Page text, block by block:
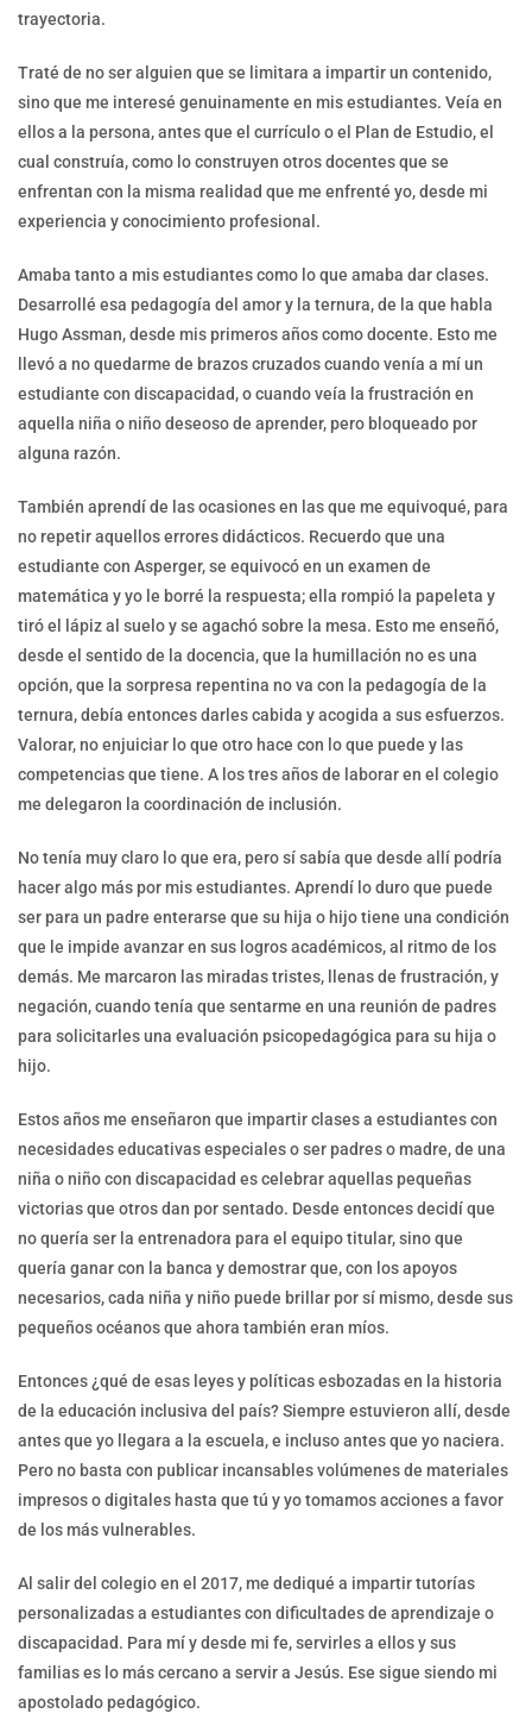
trayectoria.
Traté de no ser alguien que se limitara a impartir un contenido,
sino que me interesé genuinamente en mis estudiantes. Veía en
ellos a la persona, antes que el currículo o el Plan de Estudio, el
cual construía, como lo construyen otros docentes que se
enfrentan con la misma realidad que me enfrenté yo, desde mi
experiencia y conocimiento profesional.
Amaba tanto a mis estudiantes como lo que amaba dar clases.
Desarrollé esa pedagogía del amor y la ternura, de la que habla
Hugo Assman, desde mis primeros años como docente. Esto me
llevó a no quedarme de brazos cruzados cuando venía a mí un
estudiante con discapacidad, o cuando veía la frustración en
aquella niña o niño deseoso de aprender, pero bloqueado por
alguna razón.
También aprendí de las ocasiones en las que me equivoqué, para
no repetir aquellos errores didácticos. Recuerdo que una
estudiante con Asperger, se equivocó en un examen de
matemática y yo le borré la respuesta; ella rompió la papeleta y
tiró el lápiz al suelo y se agachó sobre la mesa. Esto me enseñó,
desde el sentido de la docencia, que la humillación no es una
opción, que la sorpresa repentina no va con la pedagogía de la
ternura, debía entonces darles cabida y acogida a sus esfuerzos.
Valorar, no enjuiciar lo que otro hace con lo que puede y las
competencias que tiene. A los tres años de laborar en el colegio
me delegaron la coordinación de inclusión.
No tenía muy claro lo que era, pero sí sabía que desde allí podría
hacer algo más por mis estudiantes. Aprendí lo duro que puede
ser para un padre enterarse que su hija o hijo tiene una condición
que le impide avanzar en sus logros académicos, al ritmo de los
demás. Me marcaron las miradas tristes, llenas de frustración, y
negación, cuando tenía que sentarme en una reunión de padres
para solicitarles una evaluación psicopedagógica para su hija o
hijo.
Estos años me enseñaron que impartir clases a estudiantes con
necesidades educativas especiales o ser padres o madre, de una
niña o niño con discapacidad es celebrar aquellas pequeñas
victorias que otros dan por sentado. Desde entonces decidí que
no quería ser la entrenadora para el equipo titular, sino que
quería ganar con la banca y demostrar que, con los apoyos
necesarios, cada niña y niño puede brillar por sí mismo, desde sus
pequeños océanos que ahora también eran míos.
Entonces ¿qué de esas leyes y políticas esbozadas en la historia
de la educación inclusiva del país? Siempre estuvieron allí, desde
antes que yo llegara a la escuela, e incluso antes que yo naciera.
Pero no basta con publicar incansables volúmenes de materiales
impresos o digitales hasta que tú y yo tomamos acciones a favor
de los más vulnerables.
Al salir del colegio en el 2017, me dediqué a impartir tutorías
personalizadas a estudiantes con dificultades de aprendizaje o
discapacidad. Para mí y desde mi fe, servirles a ellos y sus
familias es lo más cercano a servir a Jesús. Ese sigue siendo mi
apostolado pedagógico.